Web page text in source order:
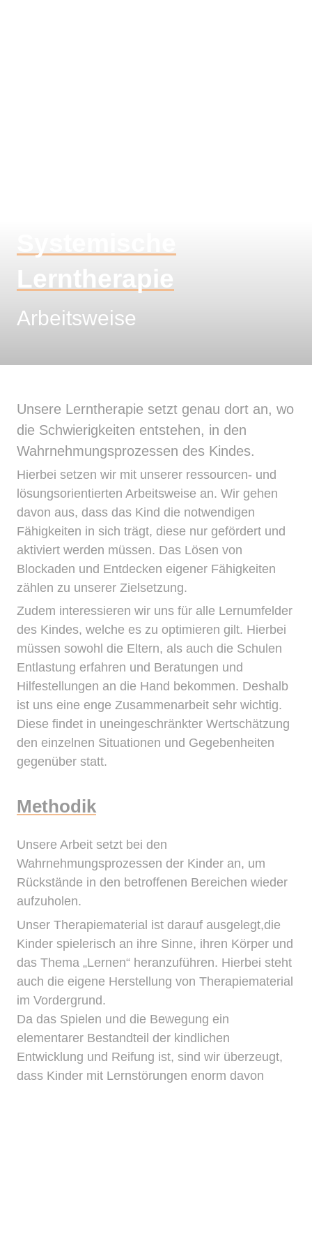
Lerntherapie
Arbeitsweise
Unsere Lerntherapie setzt genau dort an, wo
die Schwierigkeiten entstehen, in den
Wahrnehmungsprozessen des Kindes.
Hierbei setzen wir mit unserer ressourcen- und
lösungsorientierten Arbeitsweise an. Wir gehen
davon aus, dass das Kind die notwendigen
Fähigkeiten in sich trägt, diese nur gefördert und
aktiviert werden müssen. Das Lösen von
Blockaden und Entdecken eigener Fähigkeiten
zählen zu unserer Zielsetzung.
Zudem interessieren wir uns für alle Lernumfelder
des Kindes, welche es zu optimieren gilt. Hierbei
müssen sowohl die Eltern, als auch die Schulen
Entlastung erfahren und Beratungen und
Hilfestellungen an die Hand bekommen. Deshalb
ist uns eine enge Zusammenarbeit sehr wichtig.
Diese findet in uneingeschränkter Wertschätzung
den einzelnen Situationen und Gegebenheiten
gegenüber statt.
Methodik
Unsere Arbeit setzt bei den
Wahrnehmungsprozessen der Kinder an, um
Rückstände in den betroffenen Bereichen wieder
aufzuholen.
Unser Therapiematerial ist darauf ausgelegt,die
Kinder spielerisch an ihre Sinne, ihren Körper und
das Thema „Lernen“ heranzuführen. Hierbei steht
auch die eigene Herstellung von Therapiematerial
im Vordergrund.
Da das Spielen und die Bewegung ein
elementarer Bestandteil der kindlichen
Entwicklung und Reifung ist, sind wir überzeugt,
dass Kinder mit Lernstörungen enorm davon